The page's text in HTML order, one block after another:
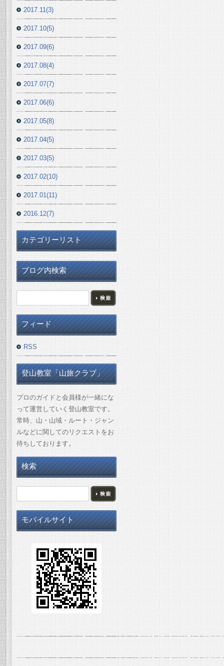
2017.11(3)
2017.10(5)
2017.09(6)
2017.08(4)
2017.07(7)
2017.06(6)
2017.05(8)
2017.04(5)
2017.03(5)
2017.02(10)
2017.01(11)
2016.12(7)
カテゴリーリスト
ブログ内検索
フィード
RSS
登山教室「山旅クラブ」
プロのガイドと会員様が一緒にな
って運営していく登山教室です。
常時、山・山域・ルート・ジャン
ルなどに関してのリクエストをお
待ちしております。
検索
モバイルサイト